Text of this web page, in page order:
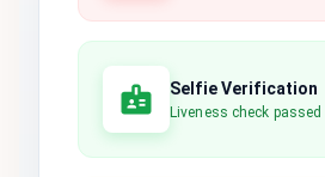
Selfie Verification
Liveness check passed